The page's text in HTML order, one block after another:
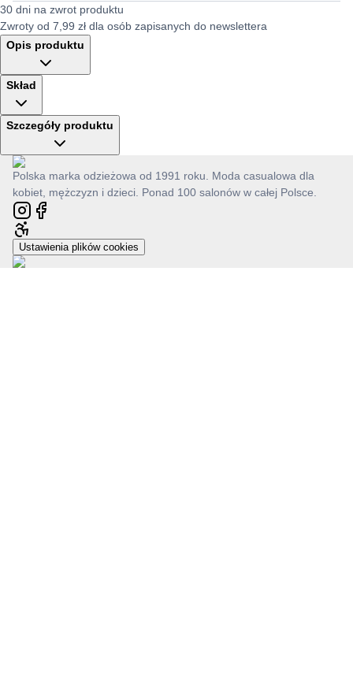
30 dni na zwrot produktu
Zwroty od 7,99 zł dla osób zapisanych do newslettera
Opis produktu
Skład
Szczegóły produktu
Polska marka odzieżowa od 1991 roku. Moda casualowa dla
kobiet, mężczyzn i dzieci. Ponad 100 salonów w całej Polsce.
Ustawienia plików cookies